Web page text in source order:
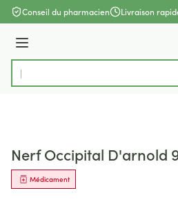
Aller au contenu
Conseil du pharmacien Livraison
Menu
Rechercher
Nerf Occipital D'arnold
Médicament